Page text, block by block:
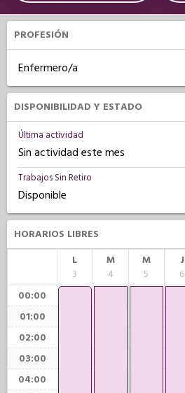
PROFESIÓN
Enfermero/a
DISPONIBILIDAD Y ESTADO
Última actividad
Sin actividad este mes
Trabajos Sin Retiro
Disponible
HORARIOS LIBRES
L
3
M
4
M
5
J
6
00:00
01:00
02:00
03:00
04:00